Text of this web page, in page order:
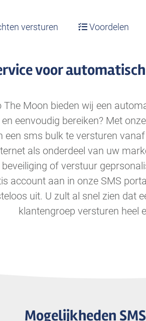
versturen Voordelen
voor
The Moon bieden wij een
eenvoudig bereiken? Met
een sms bulk te versturen
als onderdeel van uw
of verstuur
account aan in onze SMS
uit. U zult al snel zien dat
klantengroep versturen heel
Mogelijkheden